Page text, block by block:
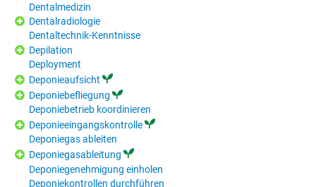
Dentalmedizin
Dentalradiologie
Dentaltechnik-Kenntnisse
Depilation
Deployment
Deponieaufsicht
Deponiebefliegung
Deponiebetrieb koordinieren
Deponieeingangskontrolle
Deponiegas ableiten
Deponiegasableitung
Deponiegenehmigung einholen
Deponiekontrollen durchführen